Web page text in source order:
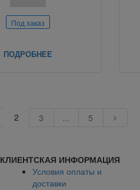
Под заказ
ПОДРОБНЕЕ
2 3 ... 5
КЛИЕНТСКАЯ ИНФОРМАЦИЯ
Условия оплаты и
доставки